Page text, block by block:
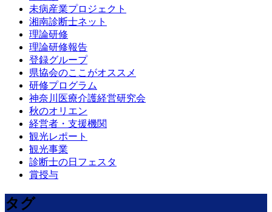
未病産業プロジェクト
湘南診断士ネット
理論研修
理論研修報告
登録グループ
県協会のここがオススメ
研修プログラム
神奈川医療介護経営研究会
秋のオリエン
経営者・支援機関
観光レポート
観光事業
診断士の日フェスタ
賞授与
タグ